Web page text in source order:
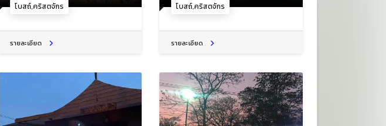
โบสถ์,คริสตจักร
รายละเอียด
โบสถ์,คริสตจักร
รายละเอียด